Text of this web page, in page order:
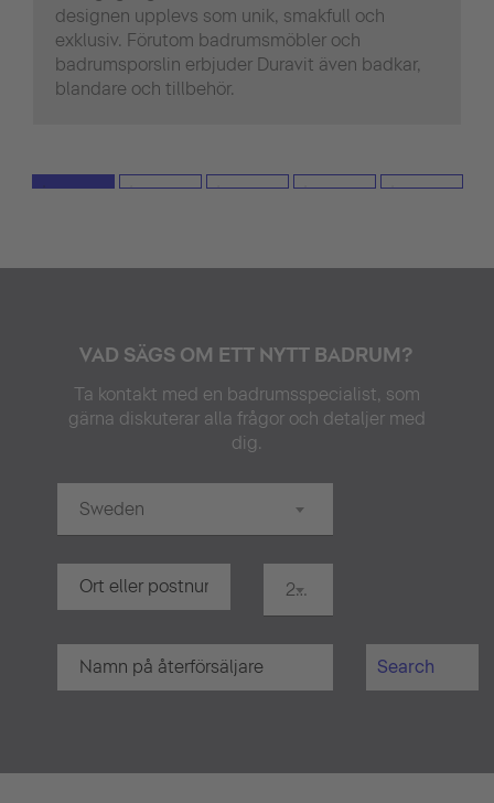
designen upplevs som unik, smakfull och
exklusiv. Förutom badrumsmöbler och
badrumsporslin erbjuder Duravit även badkar,
blandare och tillbehör.
VAD SÄGS OM ETT NYTT BADRUM?
Ta kontakt med en badrumsspecialist, som
gärna diskuterar alla frågor och detaljer med
dig.
Sweden
20 km
Search